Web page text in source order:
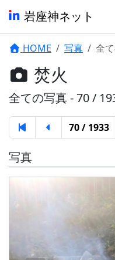
岩座神ネット
HOME 写真 全
焚火
全ての写真 - 70 /
70 / 1933
写真